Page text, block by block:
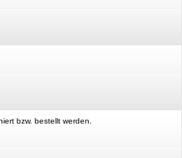
bzw. bestellt werden.